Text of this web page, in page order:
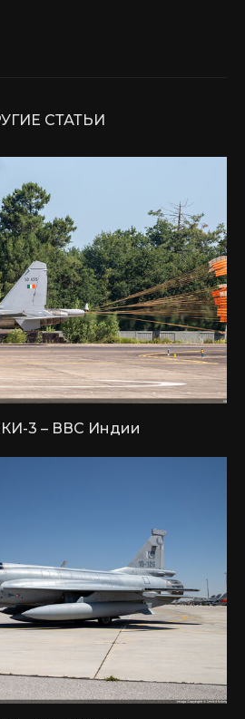
СТАТЬИ
3 – ВВС Индии